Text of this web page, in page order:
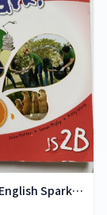
Longman English Spark JS2B